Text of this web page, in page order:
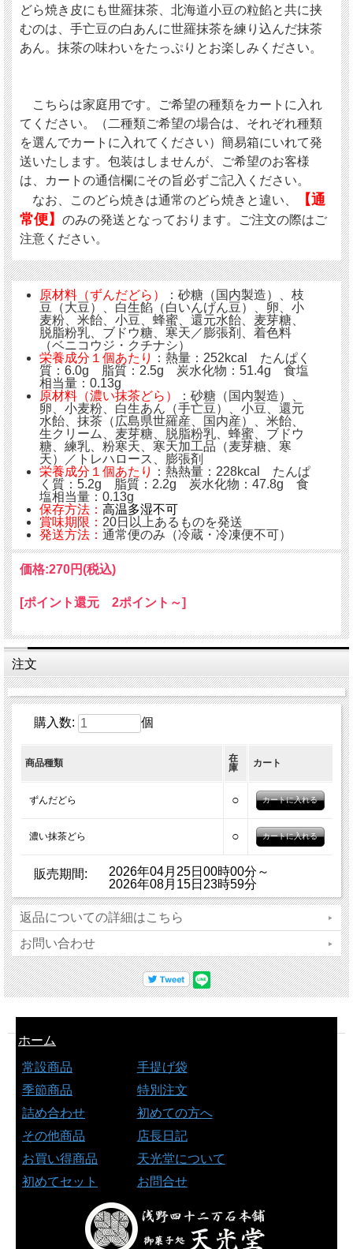
どら焼き皮にも世羅抹茶、北海道小豆の粒餡と共に挟
むのは、手亡豆の白あんに世羅抹茶を練り込んだ抹茶
あん。抹茶の味わいをたっぷりとお楽しみください。
こちらは家庭用です。ご希望の種類をカートに入れ
てください。（二種類ご希望の場合は、それぞれ種類
を選んでカートに入れてください）簡易箱にいれて発
送いたします。包装はしませんが、ご希望のお客様
は、カートの通信欄にその旨必ずご記入ください。
なお、このどら焼きは通常のどら焼きと違い、
【通
常便】 のみの発送となっております。ご注文の際はご
注意ください。
原材料（ずんだどら）
：砂糖（国内製造）、枝
豆（大豆）、白生餡（白いんげん豆）、卵、小
麦粉、米飴、小豆、蜂蜜、還元水飴、麦芽糖、
脱脂粉乳、ブドウ糖、寒天／膨張剤、着色料
（ベニコウジ・クチナシ）
栄養成分１個あたり
：熱量：252kcal たんぱく
質：6.0g 脂質：2.5g 炭水化物：51.4g 食塩
相当量：0.13g
原材料（濃い抹茶どら）
：砂糖（国内製造）、
卵、小麦粉、白生あん（手亡豆）、小豆、還元
水飴、抹茶（広島県世羅産、国内産）、米飴、
生クリーム、麦芽糖、脱脂粉乳、蜂蜜、ブドウ
糖、練乳、粉寒天、寒天加工品（麦芽糖、寒
天）／トレハロース、膨張剤
栄養成分１個あたり
：熱熱量：228kcal たんぱ
く質：5.2g 脂質：2.2g 炭水化物：47.8g 食
塩相当量：0.13g
保存方法： 高温多湿不可
賞味期限： 20日以上あるものを発送
発送方法： 通常便のみ（冷蔵・冷凍便不可）
価格:270円(税込)
[ポイント還元 2ポイント～]
注文
購入数: 個
商品種類
在
庫
カート
ずんだどら ○
濃い抹茶どら ○
販売期間:
2026年04月25日00時00分～
2026年08月15日23時59分
返品についての詳細はこちら
お問い合わせ
ホーム
常設商品
季節商品
詰め合わせ
その他商品
お買い得商品
初めてセット
手提げ袋
特別注文
初めての方へ
店長日記
天光堂について
お問合せ